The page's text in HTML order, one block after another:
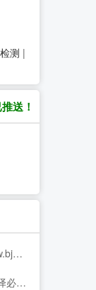
测 |
送！
有道 翻译